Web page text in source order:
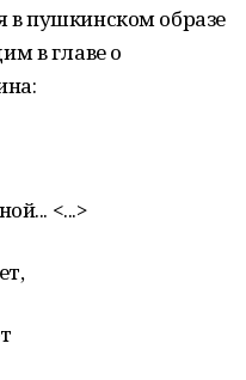
пушкинском образе
в главе о
<...>